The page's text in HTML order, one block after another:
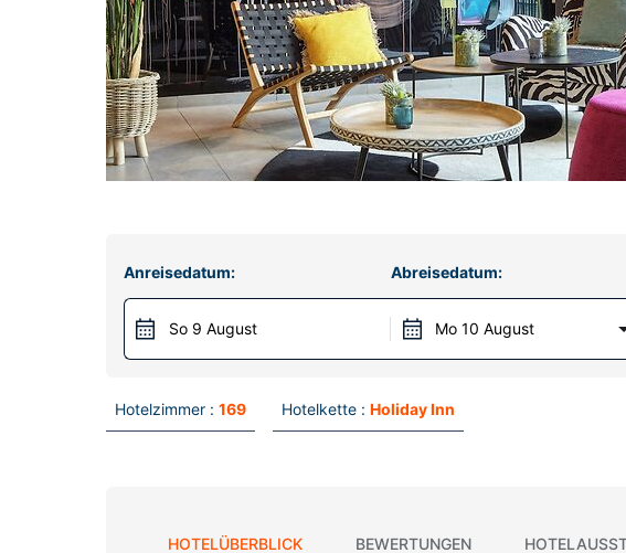
Anreisedatum:
So 9 August
Abreisedatum:
Mo 10 August
Hotelzimmer : 169 Hotelkette : Holiday Inn
HOTELÜBERBLICK BEWERTUNGEN